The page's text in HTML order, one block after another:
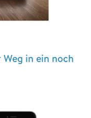
in ein noch